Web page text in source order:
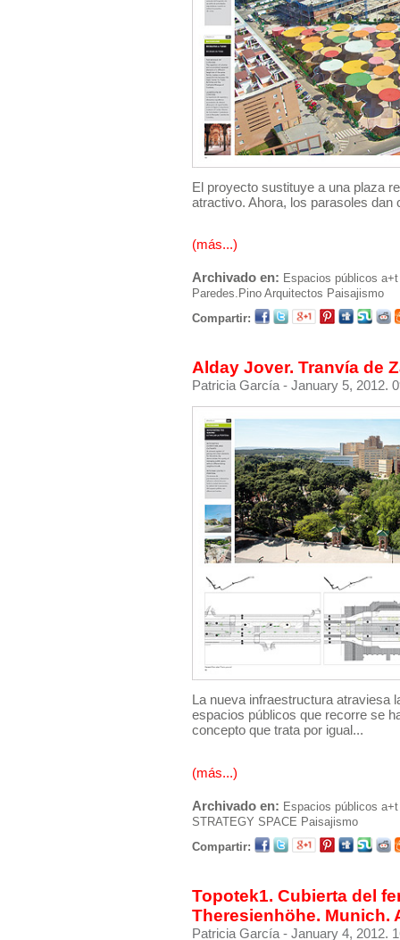
El proyecto sustituye a una plaza
atractivo. Ahora, los parasoles dan
(más...)
Archivado en: Espacios públicos a+t
Paredes.Pino Arquitectos Paisajismo
Compartir:
Alday Jover. Tranvía de
Patricia García- January 5, 2012.
La nueva infraestructura atraviesa
espacios públicos que recorre se
concepto que trata por igual...
(más...)
Archivado en: Espacios públicos a+t
STRATEGY SPACE Paisajismo
Compartir:
Topotek1. Cubierta del
Theresienhöhe. Munich.
Patricia García - January 4, 2012.